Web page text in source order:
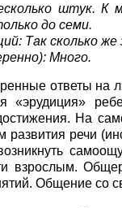
штук. К
до семи.
Так сколько же
Много.
ответы на
«эрудиция»
На
развития речи
взрослым.
Общение со